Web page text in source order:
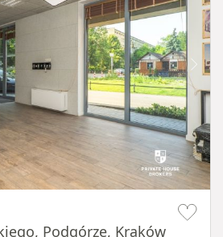
Podgórze, Kraków